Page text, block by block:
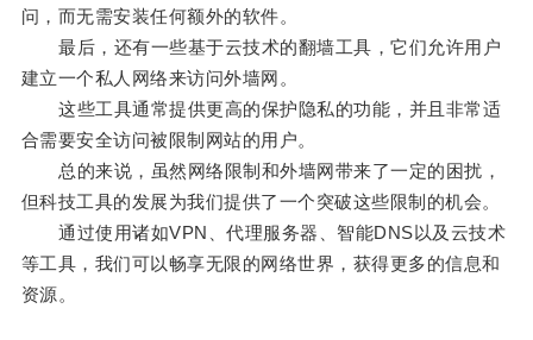
问，而无需安装任何额外的软件。
最后，还有一些基于云技术的翻墙工具，它们允许用户
建立一个私人网络来访问外墙网。
这些工具通常提供更高的保护隐私的功能，并且非常适
合需要安全访问被限制网站的用户。
总的来说，虽然网络限制和外墙网带来了一定的困扰，
但科技工具的发展为我们提供了一个突破这些限制的机会。
通过使用诸如VPN、代理服务器、智能DNS以及云技术
等工具，我们可以畅享无限的网络世界，获得更多的信息和
资源。